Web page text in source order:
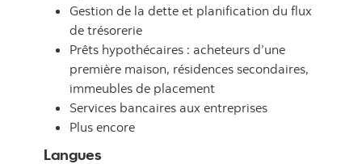
Gestion de la dette et planification du flux
de trésorerie
Prêts hypothécaires : acheteurs d’une
première maison, résidences secondaires,
immeubles de placement
Services bancaires aux entreprises
Plus encore
Langues